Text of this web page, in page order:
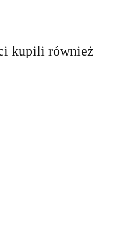
kupili również